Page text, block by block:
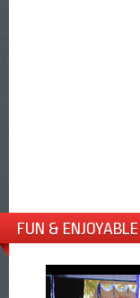
FUN & ENJOYABLE